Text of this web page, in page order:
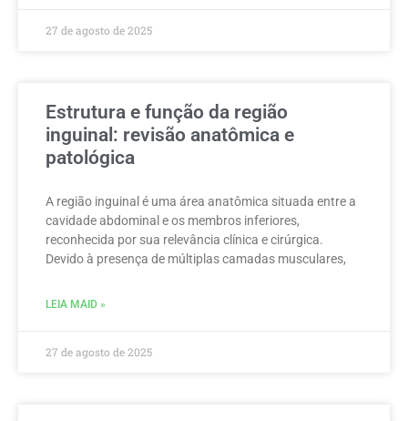
27 de agosto de 2025
Estrutura e função da região
inguinal: revisão anatômica e
patológica
A região inguinal é uma área anatômica situada entre a
cavidade abdominal e os membros inferiores,
reconhecida por sua relevância clínica e cirúrgica.
Devido à presença de múltiplas camadas musculares,
LEIA MAID »
27 de agosto de 2025